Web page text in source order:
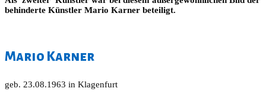
behinderte Künstler Mario Karner beteiligt.
Mario Karner
geb. 23.08.1963 in Klagenfurt